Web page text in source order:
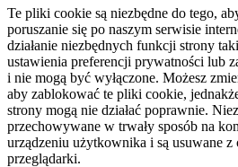
Te pliki cookie są niezbędne do tego,
poruszanie się po naszym serwisie
działanie niezbędnych funkcji strony
ustawienia preferencji prywatności lub
i nie mogą być wyłączone. Możesz
aby zablokować te pliki cookie,
strony mogą nie działać poprawnie.
przechowywane w trwały sposób na
urządzeniu użytkownika i są usuwane z
przeglądarki.